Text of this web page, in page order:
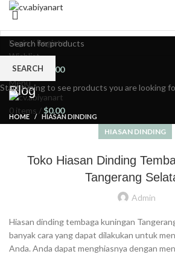
CONTACT US
Login / Register
Wishlist
0items/
0.00
Menu
0 items /$0.00
Blog
HOME HIASAN DINDING
HIASAN DINDING
Toko Hiasan Dinding
Tangerang
Admin
Hiasan dinding tembaga kuningan
banyak cara yang dapat dilakukan untuk
Anda. Anda dapat menghiasnya dengan
SEARCH
Start typing to see products you are looking